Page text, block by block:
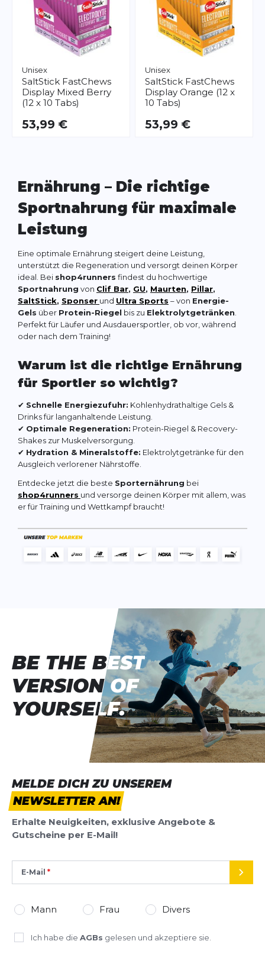
Unisex
SaltStick FastChews
Display Mixed Berry
(12 x 10 Tabs)
53,99 €
Unisex
SaltStick FastChews
Display Orange (12 x
10 Tabs)
53,99 €
Ernährung – Die richtige
Sportnahrung für maximale
Leistung
Eine optimale Ernährung steigert deine Leistung,
unterstützt die Regeneration und versorgt deinen Körper
ideal. Bei shop4runners findest du hochwertige
Sportnahrung von Clif Bar, GU, Maurten, Pillar,
SaltStick, Sponser und Ultra Sports – von Energie-
Gels über Protein-Riegel bis zu Elektrolytgetränken
Perfekt für Läufer und Ausdauersportler, ob vor, während
oder nach dem Training!
Warum ist die richtige Ernährung
für Sportler so wichtig?
✔ Schnelle Energiezufuhr: Kohlenhydrathaltige Gels &
Drinks für langanhaltende Leistung.
✔ Optimale Regeneration: Protein-Riegel & Recovery-
Shakes zur Muskelversorgung.
✔ Hydration & Mineralstoffe: Elektrolytgetränke für den
Ausgleich verlorener Nährstoffe.
Entdecke jetzt die beste Sporternährung bei
shop4runners und versorge deinen Körper mit allem, was
er für Training und Wettkampf braucht!
MELDE DICH ZU UNSEREM
NEWSLETTER AN!
Erhalte Neuigkeiten, exklusive Angebote &
Gutscheine per E-Mail!
E-Mail
Mann Frau Divers
Ich habe die AGBs gelesen und akzeptiere sie.
BE THE BEST
VERSION OF
YOURSELF.
BE THE BEST
VERSION OF
YOURSELF.